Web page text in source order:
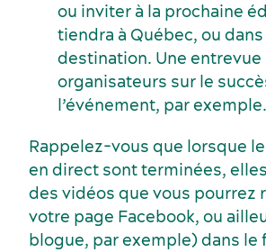
ou inviter à la prochaine
tiendra à Québec, ou
destination. Une entrevue
organisateurs sur le
l’événement, par exemple.
Rappelez-vous que lorsque
en direct sont terminées,
des vidéos que vous pourrez
votre page Facebook, ou
blogue, par exemple) dans le